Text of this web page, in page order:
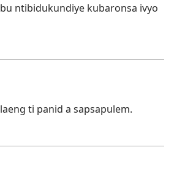
ntibidukundiye kubaronsa ivyo
ti panid a sapsapulem.